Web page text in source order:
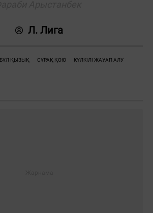
Л. Лига
БҰЛ ҚЫЗЫҚ СҰРАҚ ҚОЮ КҮЛКІЛІ ЖАУАП АЛУ